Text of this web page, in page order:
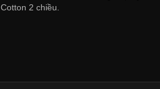
Cotton 2 chiều.